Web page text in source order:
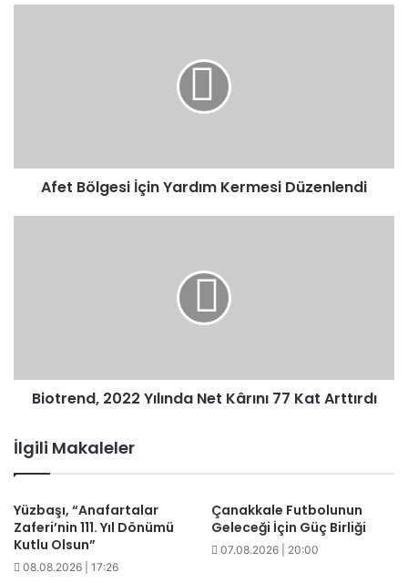
Afet Bölgesi İçin Yardım Kermesi Düzenlendi
Biotrend, 2022 Yılında Net Kârını 77 Kat Arttırdı
İlgili Makaleler
Yüzbaşı, “Anafartalar
Zaferi’nin 111. Yıl Dönümü
Kutlu Olsun”
08.08.2026 | 17:26
Çanakkale Futbolunun
Geleceği İçin Güç Birliği
07.08.2026 | 20:00